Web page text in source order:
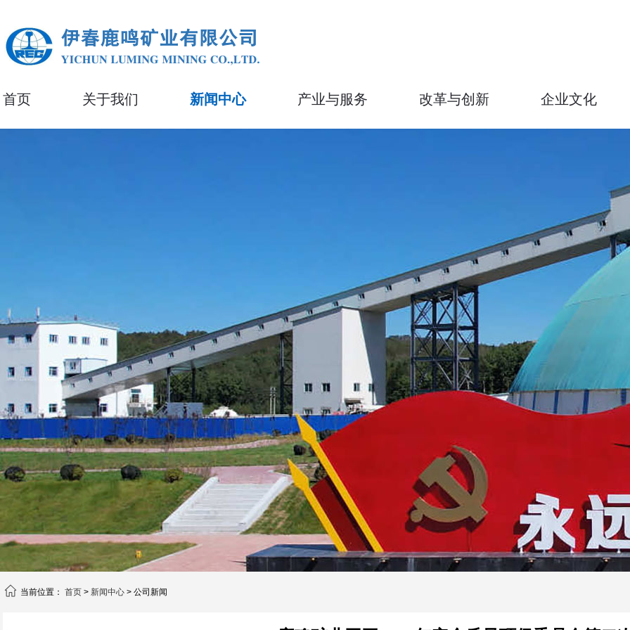
首页 关于我们 新闻中心 产业与服务 改革与创新 企业文化
当前位置： 首页 > 新闻中心 > 公司新闻